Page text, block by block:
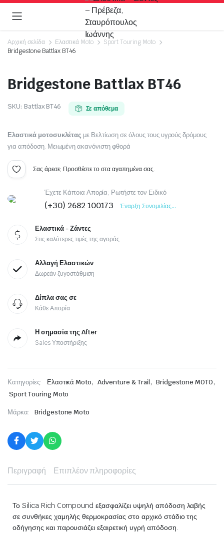
Αρχική σελίδα Ελαστικά Moto
Sport Touring Moto
Bridgestone Battlax BT46
Bridgestone Battlax BT46
SKU: Battlax BT46 Σε απόθεμα
Ελαστικά μοτοσυκλέτας με Βελτίωση σε όλους τους υγρούς δρόμους
για απόδοση. Μειωμένη ακανόνιστη φθορά
Σας άρεσε; Προσθέστε το στα αγαπημένα σας.
Έχετε Κάποια Απορία; Ρωτήστε τον Ειδικό
(+30) 2682 100173 Έναρξη Συνομιλίας...
Ελαστικά - Ζάντες
Στις καλύτερες τιμές της αγοράς
Αλλαγή Ελαστικών
Δωρεάν ζυγοστάθμιση
Δίπλα σας σε
Κάθε Απορία
Η σημασία της After
Sales Υποστήριξης
Κατηγορίες: Ελαστικά Moto, Adventure & Trail, Bridgestone MOTO,
Sport Touring Moto
Μάρκα: Bridgestone Moto
Περιγραφή Επιπλέον πληροφορίες
Το Silica Rich Compound εξασφαλίζει υψηλή απόδοση λαβής
σε συνθήκες χαμηλής θερμοκρασίας στο αρχικό στάδιο της
οδήγησης και παρουσιάζει εξαιρετική υγρή απόδοση.